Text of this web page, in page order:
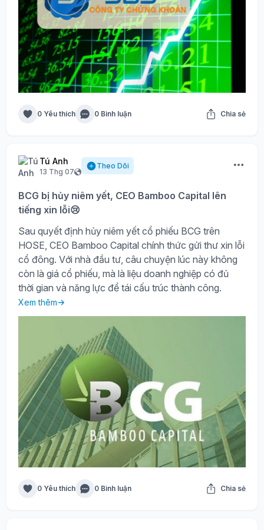
0 Yêu thích 0 Bình luận Chia sẻ
Tú Anh
13 Thg 07
Theo Dõi
BCG bị hủy niêm yết, CEO Bamboo Capital lên
tiếng xin lỗi😢
Sau quyết định hủy niêm yết cổ phiếu BCG trên
HOSE, CEO Bamboo Capital chính thức gửi thư xin lỗi
cổ đông. Với nhà đầu tư, câu chuyện lúc này không
còn là giá cổ phiếu, mà là liệu doanh nghiệp có đủ
thời gian và năng lực để tái cấu trúc thành công.
Xem thêm
0 Yêu thích 0 Bình luận Chia sẻ